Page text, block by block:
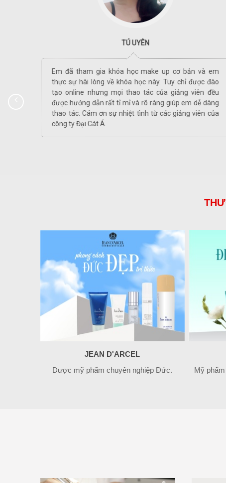
TÚ UYÊN
Em đã tham gia khóa học make up cơ bản và em
thực sự hài lòng về khóa học này. Tuy chỉ được đào
tạo online nhưng mọi thao tác của giảng viên đều
được hướng dẫn rất tỉ mỉ và rõ ràng giúp em dễ dàng
thao tác. Cám ơn sự nhiệt tình từ các giảng viên của
công ty Đại Cát Á.
JEAN D'ARCEL
Dược mỹ phẩm chuyên nghiệp Đức.
Mỹ